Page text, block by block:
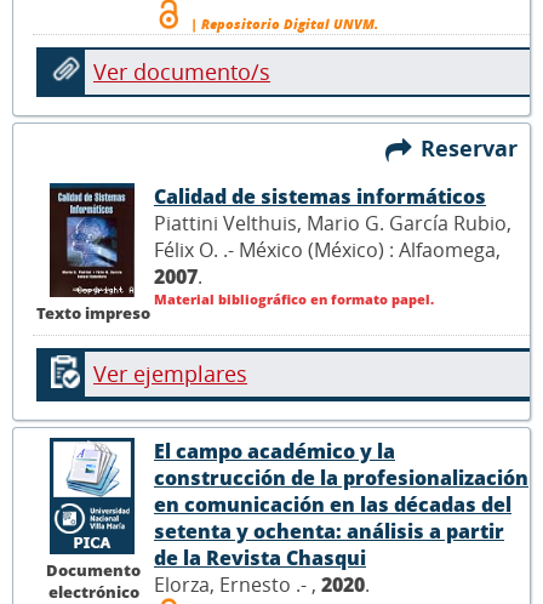
| Repositorio Digital UNVM.
Ver documento/s
Reservar
Texto impreso
Calidad de sistemas informáticos
Piattini Velthuis, Mario G. García Rubio,
Félix O. .- México (México) : Alfaomega,
2007.
Material bibliográfico en formato papel.
Ver ejemplares
Documento
electrónico
El campo académico y la
construcción de la profesionalización
en comunicación en las décadas del
setenta y ochenta: análisis a partir
de la Revista Chasqui
Elorza, Ernesto .- , 2020.